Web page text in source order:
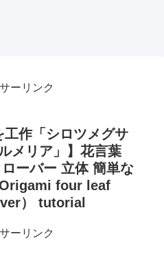
ーリンク
工作「シロツメグサ
メリア」】花言葉
ーバー 立体 簡単な
four leaf
） tutorial
ーリンク